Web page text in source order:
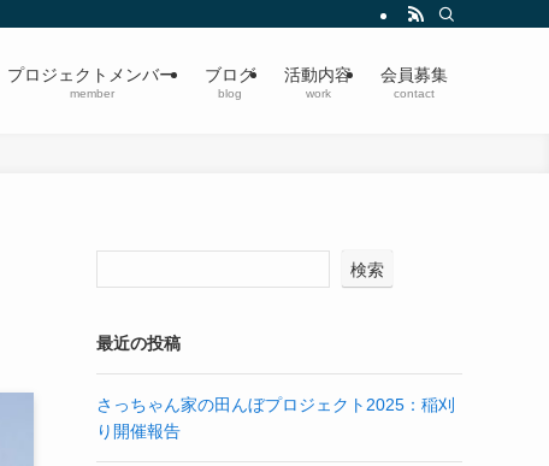
プロジェクトメンバー
member
ブログ
blog
活動内容
work
会員募集
contact
検索
最近の投稿
さっちゃん家の田んぼプロジェクト2025：稲刈
り開催報告